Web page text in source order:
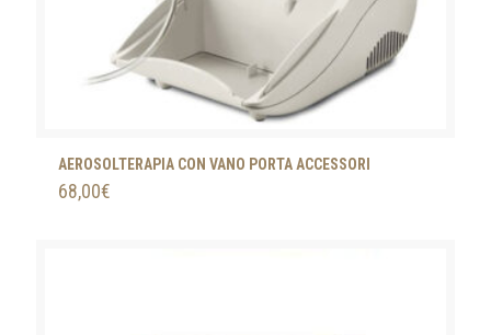
AEROSOLTERAPIA CON VANO PORTA ACCESSORI
68,00€